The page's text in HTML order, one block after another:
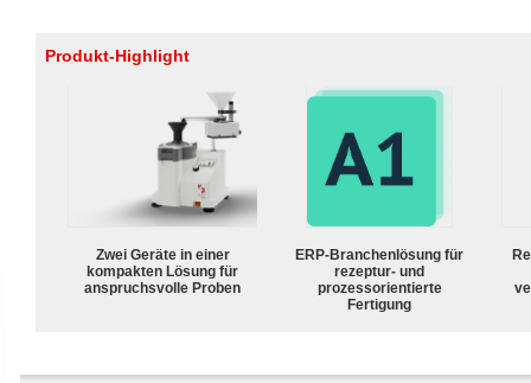
Produkt-Highlight
Zwei Geräte in einer
kompakten Lösung für
anspruchsvolle Proben
ERP-Branchenlösung für
rezeptur- und
prozessorientierte
Fertigung